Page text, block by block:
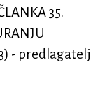
35.
- predlagatelj